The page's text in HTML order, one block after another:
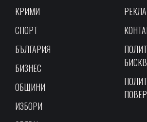
КРИМИ
СПОРТ
БЪЛГАРИЯ
БИЗНЕС
ОБЩИНИ
ИЗБОРИ